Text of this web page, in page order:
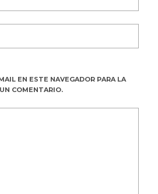
EN ESTE NAVEGADOR PARA LA
COMENTARIO.